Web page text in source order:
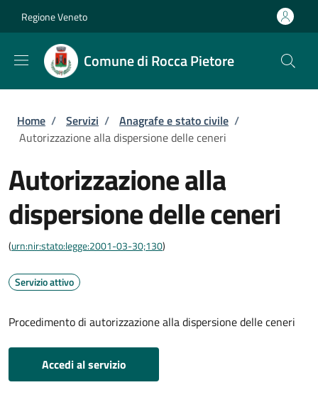
Regione Veneto
Comune di Rocca Pietore
Briciole di pane
Home / Servizi / Anagrafe e stato civile /
Autorizzazione alla dispersione delle ceneri
Autorizzazione alla
dispersione delle ceneri
(urn:nir:stato:legge:2001-03-30;130)
Servizio attivo
Procedimento di autorizzazione alla dispersione delle ceneri
Accedi al servizio